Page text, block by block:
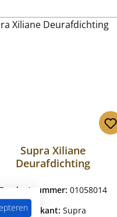
Supra Xiliane
Deurafdichting
Productnummer: 01058014
Fabrikant: Supra